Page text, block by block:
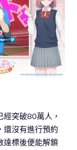
經突破80萬人，
還沒有進行預約
達標後便能解鎖